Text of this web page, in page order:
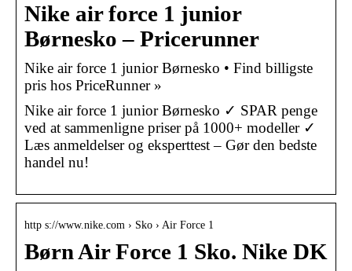
Nike air force 1 junior
Børnesko – Pricerunner
Nike air force 1 junior Børnesko • Find billigste
pris hos PriceRunner »
Nike air force 1 junior Børnesko ✓ SPAR penge
ved at sammenligne priser på 1000+ modeller ✓
Læs anmeldelser og eksperttest – Gør den bedste
handel nu!
http s://www.nike.com › Sko › Air Force 1
Børn Air Force 1 Sko. Nike DK